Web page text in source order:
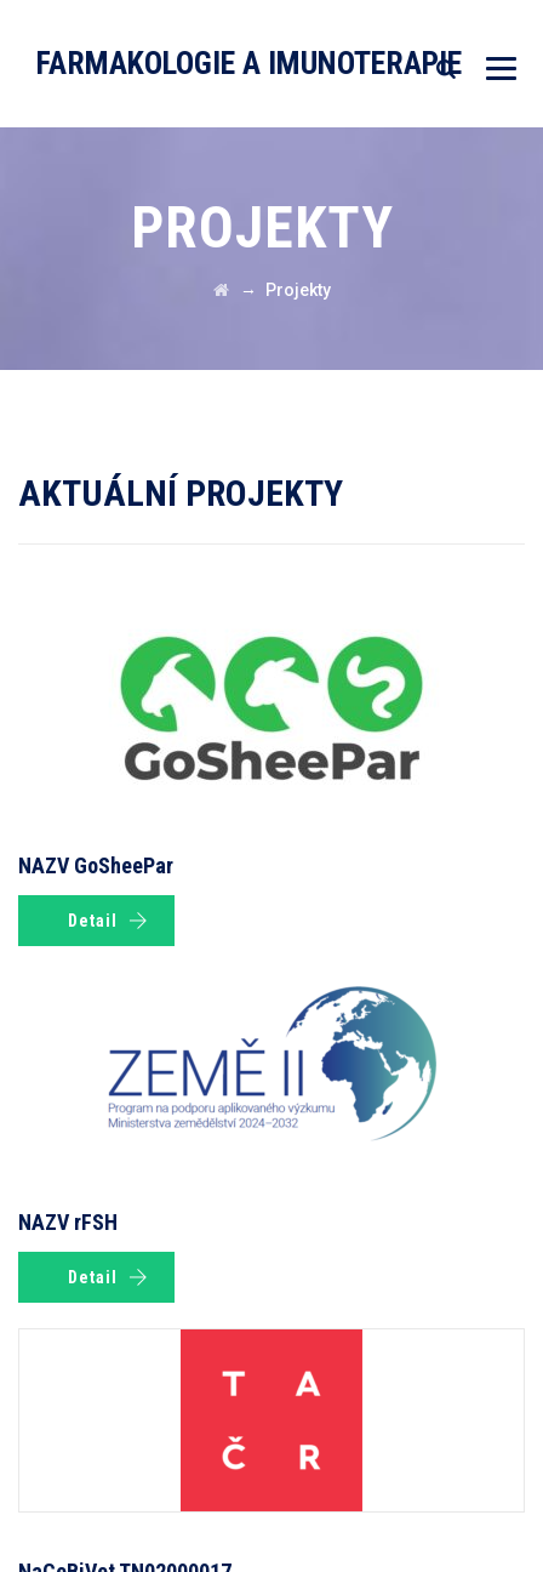
FARMAKOLOGIE A IMUNOTERAPIE
PROJEKTY
→ Projekty
AKTUÁLNÍ PROJEKTY
NAZV GoSheePar
Detail
NAZV rFSH
Detail